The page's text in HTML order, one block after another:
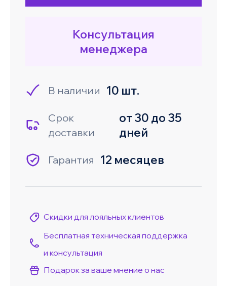
Консультация
менеджера
В наличии 10 шт.
Срок
доставки
от 30 до 35
дней
Гарантия 12 месяцев
Скидки для лояльных клиентов
Бесплатная техническая поддержка
и консультация
Подарок за ваше мнение о нас